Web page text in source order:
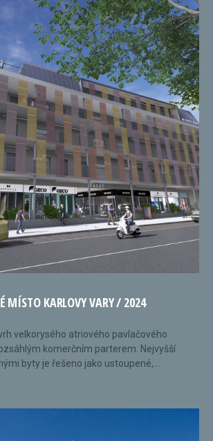
MÍSTO KARLOVY VARY / 2024
velkorysého atriového pavlačového
komerčním parterem. Nejvyšší
byty je řešeno jako ustoupené,...